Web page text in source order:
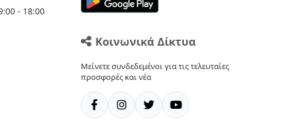
- 18:00
Κοινωνικά Δίκτυα
Μείνετε συνδεδεμένοι για τις τελευταίες
προσφορές και νέα